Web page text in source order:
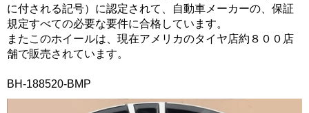
に付される記号）に認定されて、自動車メーカーの、保証
規定すべての必要な要件に合格しています。
またこのホイールは、現在アメリカのタイヤ店約８００店
舗で販売されています。
BH-188520-BMP